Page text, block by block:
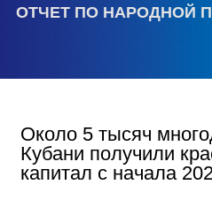
ОТЧЕТ ПО НАРОДНОЙ
Около 5 тысяч
Кубани получили
капитал с начала